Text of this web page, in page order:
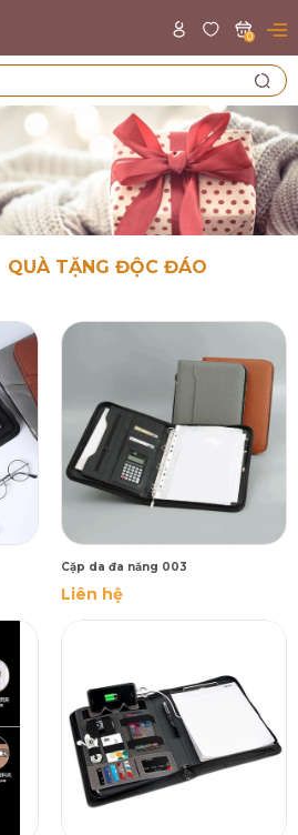
0
QUÀ TẶNG ĐỘC ĐÁO
Cặp da đa năng 003
Liên hệ